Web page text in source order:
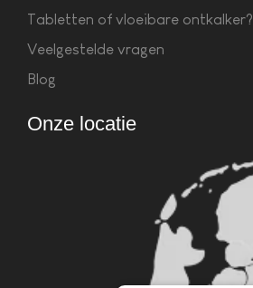
Tabletten of vloeibare ontkalker?
Veelgestelde vragen
Blog
Onze locatie